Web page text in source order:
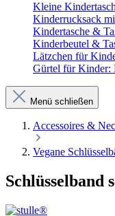
Kleine
Kinderrucksack
Kindertasche &
Kinderbeutel &
Lätzchen für
Gürtel für
Menü schließen
Accessoires &
Vegane
Schlüsselband